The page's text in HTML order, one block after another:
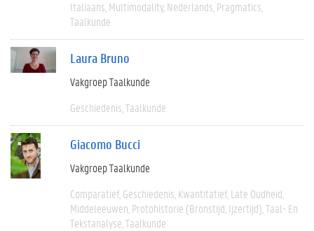
Italiaans Multimodality Nederlands Pragmatics
Taalkunde
Laura Bruno
Vakgroep Taalkunde
Geschiedenis Taalkunde
Giacomo Bucci
Vakgroep Taalkunde
Comparatief Geschiedenis Kwantitatief Late Oudheid
Middeleeuwen Protohistorie (bronstijd, Ijzertijd) Taal- En
Tekstanalyse Taalkunde